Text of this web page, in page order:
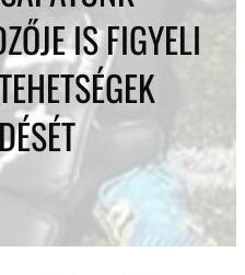
IS FIGYELI